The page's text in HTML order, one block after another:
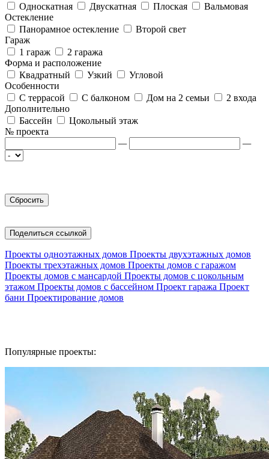
Односкатная
Двускатная Плоская
Вальмовая
Остекление
Панорамное остекление
Второй свет
Гараж
1 гараж
2 гаража
Форма и расположение
Квадратный
Узкий
Угловой
Особенности
С террасой
С балконом Дом на 2 семьи
2 входа
Дополнительно
Бассейн
Цокольный этаж
№ проекта
—
—
Поделиться ссылкой
Проекты одноэтажных домов Проекты двухэтажных домов
Проекты трехэтажных домов Проекты домов с гаражом
Проекты домов с мансардой Проекты домов с цокольным
этажом Проекты домов с бассейном Проект гаража Проект
бани Проектирование домов
Популярные проекты: